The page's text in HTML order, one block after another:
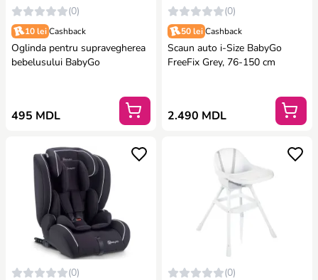
(0)
10 lei Cashback
Oglinda pentru supravegherea
bebelusului BabyGo
495 MDL
(0)
50 lei Cashback
Scaun auto i-Size BabyGo
FreeFix Grey, 76-150 cm
2.490 MDL
(0) (0)